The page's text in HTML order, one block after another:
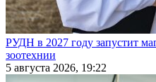
РУДН в 2027 году запустит
зоотехнии
5 августа 2026, 19:22